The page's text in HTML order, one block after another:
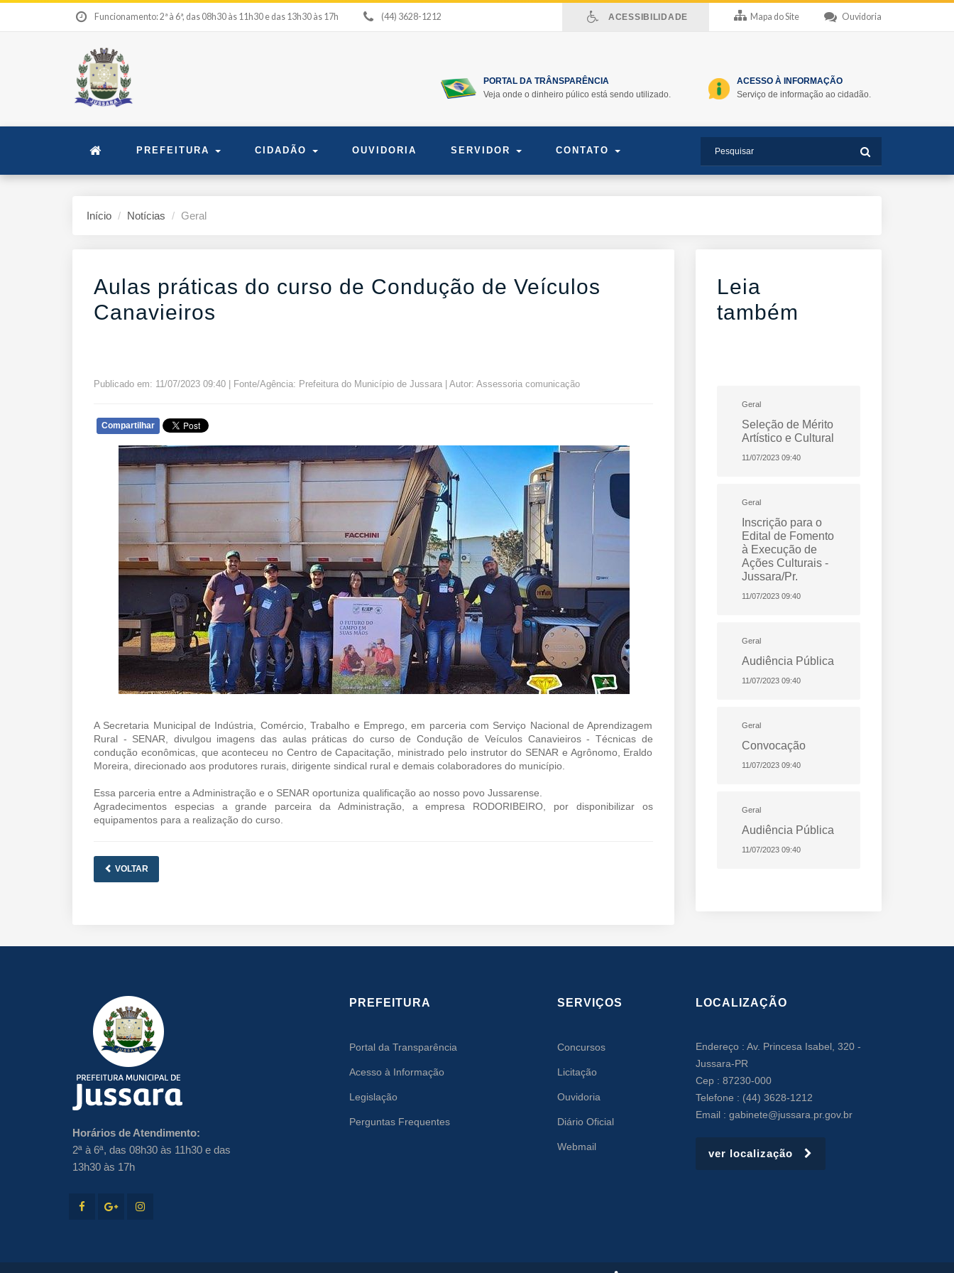
Ouvidoria
Mapa do Site
ACESSIBILIDADE
Funcionamento: 2ª à 6ª, das 08h30 às 11h30 e das 13h30 às 17h (44) 3628-1212
PORTAL DA TRÂNSPARÊNCIA
Veja onde o dinheiro púlico está sendo utilizado.
ACESSO À INFORMAÇÃO
Serviço de informação ao cidadão.
PREFEITURA CIDADÃO OUVIDORIA SERVIDOR CONTATO
Início Notícias Geral
Aulas práticas do curso de Condução de Veículos
Canavieiros
Publicado em: 11/07/2023 09:40 | Fonte/Agência: Prefeitura do Município de Jussara | Autor: Assessoria comunicação
Compartilhar
A Secretaria Municipal de Indústria, Comércio, Trabalho e Emprego, em parceria com Serviço Nacional de Aprendizagem
Rural - SENAR, divulgou imagens das aulas práticas do curso de Condução de Veículos Canavieiros - Técnicas de
condução econômicas, que aconteceu no Centro de Capacitação, ministrado pelo instrutor do SENAR e Agrônomo, Eraldo
Moreira, direcionado aos produtores rurais, dirigente sindical rural e demais colaboradores do município.
Essa parceria entre a Administração e o SENAR oportuniza qualificação ao nosso povo Jussarense.
Agradecimentos especias a grande parceira da Administração, a empresa RODORIBEIRO, por disponibilizar os
equipamentos para a realização do curso.
VOLTAR
Leia
também
Geral
Seleção de Mérito
Artístico e Cultural
11/07/2023 09:40
Geral
Inscrição para o
Edital de Fomento
à Execução de
Ações Culturais -
Jussara/Pr.
11/07/2023 09:40
Geral
Audiência Pública
11/07/2023 09:40
Geral
Convocação
11/07/2023 09:40
Geral
Audiência Pública
11/07/2023 09:40
Horários de Atendimento:
2ª à 6ª, das 08h30 às 11h30 e das
13h30 às 17h
PREFEITURA
Portal da Transparência
Acesso à Informação
Legislação
Perguntas Frequentes
SERVIÇOS
Concursos
Licitação
Ouvidoria
Diário Oficial
Webmail
LOCALIZAÇÃO
Endereço : Av. Princesa Isabel, 320 -
Jussara-PR
Cep : 87230-000
Telefone : (44) 3628-1212
Email : gabinete@jussara.pr.gov.br
ver localização